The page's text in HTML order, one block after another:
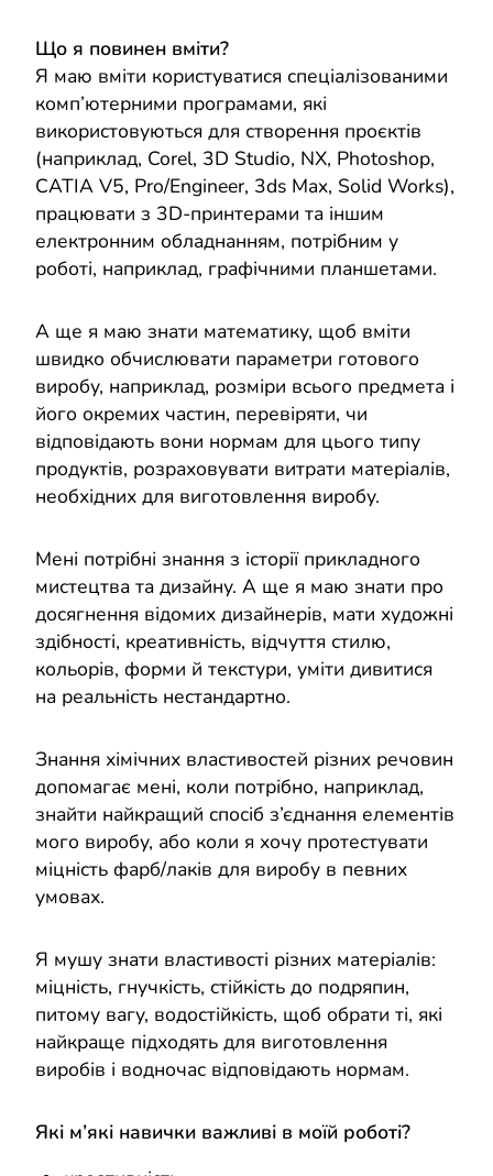
Що я повинен вміти?
Я маю вміти користуватися спеціалізованими
комп’ютерними програмами, які
використовуються для створення проєктів
(наприклад, Corel, 3D Studio, NX, Photoshop,
CATIA V5, Pro/Engineer, 3ds Max, Solid Works),
працювати з 3D-принтерами та іншим
електронним обладнанням, потрібним у
роботі, наприклад, графічними планшетами.
А ще я маю знати математику, щоб вміти
швидко обчислювати параметри готового
виробу, наприклад, розміри всього предмета і
його окремих частин, перевіряти, чи
відповідають вони нормам для цього типу
продуктів, розраховувати витрати матеріалів,
необхідних для виготовлення виробу.
Мені потрібні знання з історії прикладного
мистецтва та дизайну. А ще я маю знати про
досягнення відомих дизайнерів, мати художні
здібності, креативність, відчуття стилю,
кольорів, форми й текстури, уміти дивитися
на реальність нестандартно.
Знання хімічних властивостей різних речовин
допомагає мені, коли потрібно, наприклад,
знайти найкращий спосіб з’єднання елементів
мого виробу, або коли я хочу протестувати
міцність фарб/лаків для виробу в певних
умовах.
Я мушу знати властивості різних матеріалів:
міцність, гнучкість, стійкість до подряпин,
питому вагу, водостійкість, щоб обрати ті, які
найкраще підходять для виготовлення
виробів і водночас відповідають нормам.
Які м’які навички важливі в моїй роботі?